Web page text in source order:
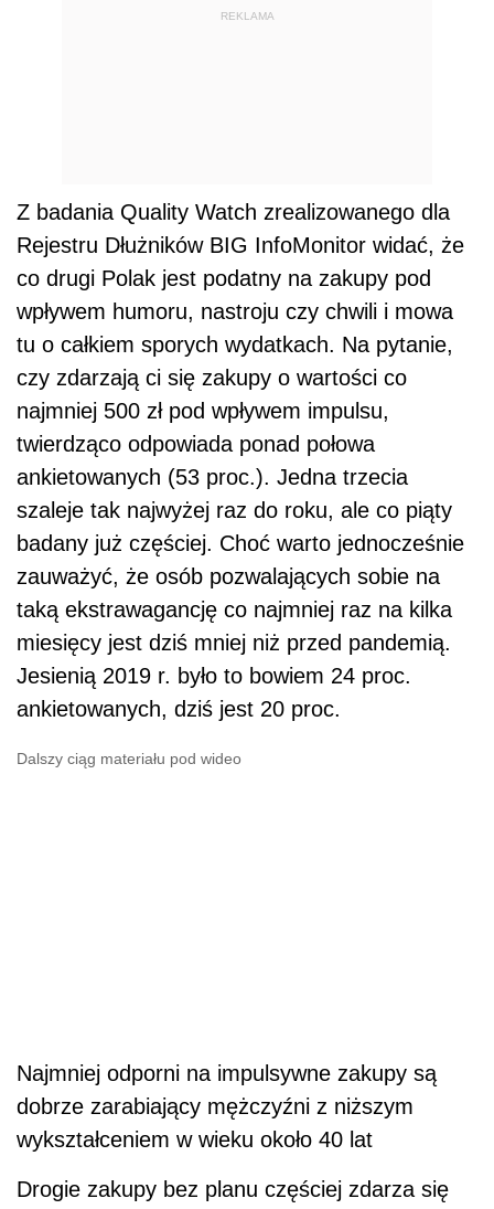
REKLAMA
Z badania Quality Watch zrealizowanego dla
Rejestru Dłużników BIG InfoMonitor widać, że
co drugi Polak jest podatny na zakupy pod
wpływem humoru, nastroju czy chwili i mowa
tu o całkiem sporych wydatkach. Na pytanie,
czy zdarzają ci się zakupy o wartości co
najmniej 500 zł pod wpływem impulsu,
twierdząco odpowiada ponad połowa
ankietowanych (53 proc.). Jedna trzecia
szaleje tak najwyżej raz do roku, ale co piąty
badany już częściej. Choć warto jednocześnie
zauważyć, że osób pozwalających sobie na
taką ekstrawagancję co najmniej raz na kilka
miesięcy jest dziś mniej niż przed pandemią.
Jesienią 2019 r. było to bowiem 24 proc.
ankietowanych, dziś jest 20 proc.
Dalszy ciąg materiału pod wideo
Najmniej odporni na impulsywne zakupy są
dobrze zarabiający mężczyźni z niższym
wykształceniem w wieku około 40 lat
Drogie zakupy bez planu częściej zdarza się